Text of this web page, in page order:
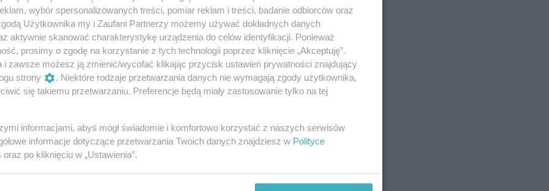
w nowej rzeczywistości, okazuje się
nabył, kryje swoje tajemnice. Ci, którzy
tylko o skrzypiące deski czy myszy
Kinga?
naturalne. Nie ma tam
Jest dokładnie tak jak w życiu,
się ze swoimi demonami i czasami te
A ja uwielbiam grać takie prawdziwe,
mnie wyzwaniem aktorskim, a nie
wybór spersonalizowanych treści, pomiar reklam i treści, badanie odbiorców oraz
Użytkownika my i Zaufani Partnerzy możemy używać dokładnych danych
aktywnie skanować charakterystykę urządzenia do celów identyfikacji. Ponieważ
prosimy o zgodę na korzystanie z tych technologii poprzez kliknięcie „Akceptuję”.
i zawsze możesz ją zmienić/wycofać klikając przycisk ustawień prywatności znajdujący
strony
. Niektóre rodzaje przetwarzania danych nie wymagają zgody użytkownika,
się takiemu przetwarzaniu. Preferencje będą miały zastosowanie tylko na tej
informacjami, abyś mógł świadomie i komfortowo korzystać z naszych serwisów
informacje dotyczące przetwarzania Twoich danych znajdziesz w Polityce
oraz po kliknięciu w „Ustawienia”.